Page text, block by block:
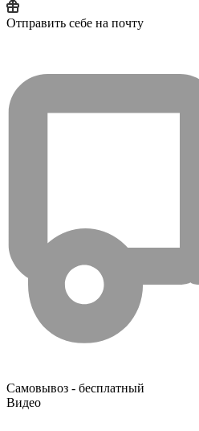
Отправить себе на почту
Самовывоз - бесплатный
Видео